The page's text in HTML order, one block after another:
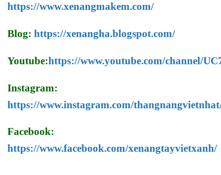
https://www.xenangmakem.com/
Blog: https://xenangha.blogspot.com/
Youtube:https://www.youtube.com/channel/
Instagram:
https://www.instagram.com/
Facebook:
https://www.facebook.com/xenangtayvietxanh/